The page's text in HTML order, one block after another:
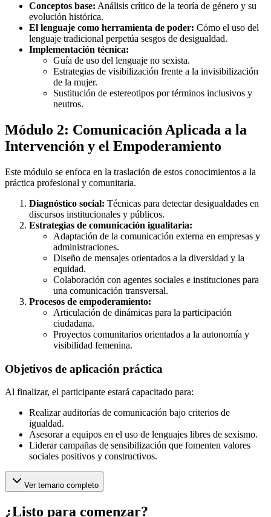
Conceptos base: Análisis crítico de la teoría de género y su
evolución histórica.
El lenguaje como herramienta de poder: Cómo el uso del
lenguaje tradicional perpetúa sesgos de desigualdad.
Implementación técnica:
Guía de uso del lenguaje no sexista.
Estrategias de visibilización frente a la invisibilización
de la mujer.
Sustitución de estereotipos por términos inclusivos y
neutros.
Módulo 2: Comunicación Aplicada a la
Intervención y el Empoderamiento
Este módulo se enfoca en la traslación de estos conocimientos a la
práctica profesional y comunitaria.
Diagnóstico social: Técnicas para detectar desigualdades en
discursos institucionales y públicos.
Estrategias de comunicación igualitaria:
Adaptación de la comunicación externa en empresas y
administraciones.
Diseño de mensajes orientados a la diversidad y la
equidad.
Colaboración con agentes sociales e instituciones para
una comunicación transversal.
Procesos de empoderamiento:
Articulación de dinámicas para la participación
ciudadana.
Proyectos comunitarios orientados a la autonomía y
visibilidad femenina.
Objetivos de aplicación práctica
Al finalizar, el participante estará capacitado para:
Realizar auditorías de comunicación bajo criterios de
igualdad.
Asesorar a equipos en el uso de lenguajes libres de sexismo.
Liderar campañas de sensibilización que fomenten valores
sociales positivos y constructivos.
Ver temario completo
¿Listo para comenzar?